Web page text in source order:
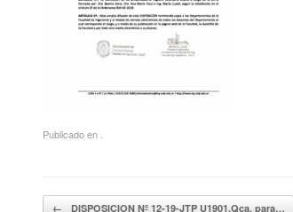
Publicado en .
Navegador de artículos
← DISPOSICION Nº 12-19-JTP U1901.Qca. para…